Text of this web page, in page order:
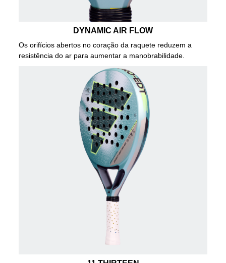
DYNAMIC AIR FLOW
Os orifícios abertos no coração da raquete reduzem a
resistência do ar para aumentar a manobrabilidade.